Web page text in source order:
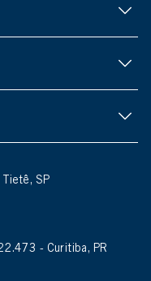
SP
- Curitiba, PR